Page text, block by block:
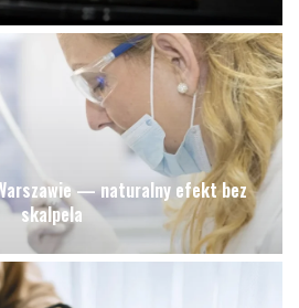
— naturalny efekt bez
skalpela